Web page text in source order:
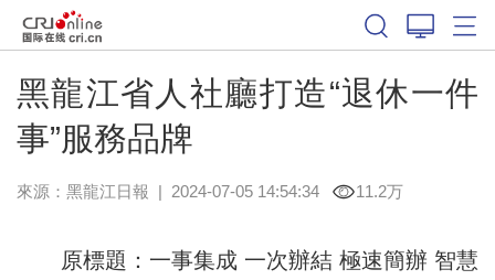
黑龍江省人社廳打造“退休一件
事”服務品牌
來源： 黑龍江日報 | 2024-07-05 14:54:34 11.2万
原標題：一事集成 一次辦結 極速簡辦 智慧